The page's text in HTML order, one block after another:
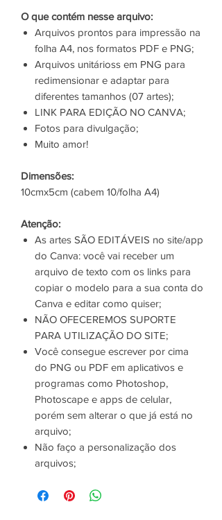
O que contém nesse arquivo:
Arquivos prontos para impressão na
folha A4, nos formatos PDF e PNG;
Arquivos unitárioss em PNG para
redimensionar e adaptar para
diferentes tamanhos (07 artes);
LINK PARA EDIÇÃO NO CANVA;
Fotos para divulgação;
Muito amor!
Dimensões:
10cmx5cm (cabem 10/folha A4)
Atenção:
As artes SÃO EDITÁVEIS no site/app
do Canva: você vai receber um
arquivo de texto com os links para
copiar o modelo para a sua conta do
Canva e editar como quiser;
NÃO OFECEREMOS SUPORTE
PARA UTILIZAÇÃO DO SITE;
Você consegue escrever por cima
do PNG ou PDF em aplicativos e
programas como Photoshop,
Photoscape e apps de celular,
porém sem alterar o que já está no
arquivo;
Não faço a personalização dos
arquivos;